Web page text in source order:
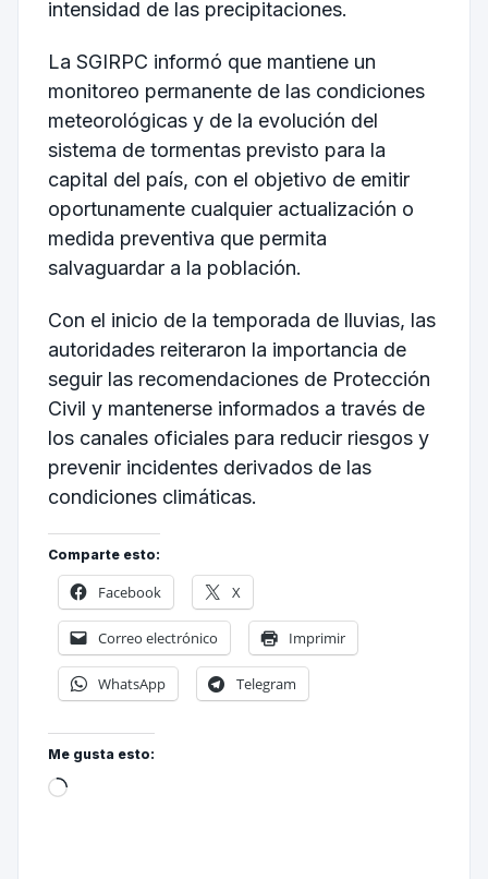
intensidad de las precipitaciones.
La SGIRPC informó que mantiene un
monitoreo permanente de las condiciones
meteorológicas y de la evolución del
sistema de tormentas previsto para la
capital del país, con el objetivo de emitir
oportunamente cualquier actualización o
medida preventiva que permita
salvaguardar a la población.
Con el inicio de la temporada de lluvias, las
autoridades reiteraron la importancia de
seguir las recomendaciones de Protección
Civil y mantenerse informados a través de
los canales oficiales para reducir riesgos y
prevenir incidentes derivados de las
condiciones climáticas.
Comparte esto:
Facebook X
Correo electrónico Imprimir
WhatsApp Telegram
Me gusta esto: